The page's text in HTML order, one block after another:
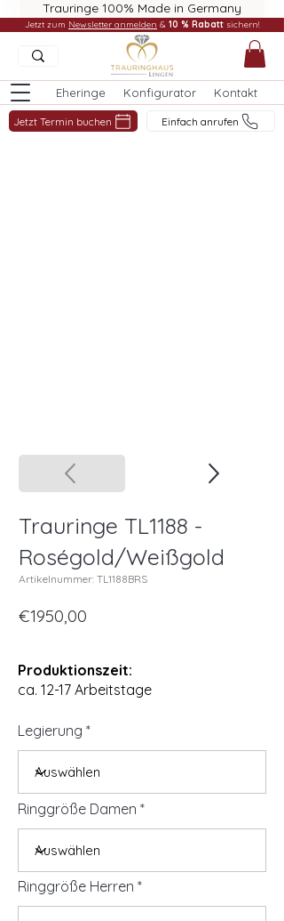
Trauringe 100% Made in Germany
Eheringe Konfigurator Kontakt
Jetzt Termin buchen Einfach anrufen
Jetzt zum Newsletter anmelden & 10 % Rabatt sichern!
Trauringe TL1188 -
Roségold/Weißgold
Artikelnummer: TL1188BRS
€1950,00
Produktionszeit:
ca. 12-17 Arbeitstage
Legierung
Ringgröße Damen
Ringgröße Herren